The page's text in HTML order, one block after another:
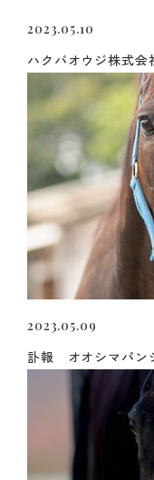
2023.05.10
ハクバオウジ株式会
2023.05.09
訃報 オオシマパン